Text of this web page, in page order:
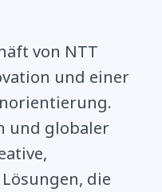
von NTT
und einer
und globaler
die